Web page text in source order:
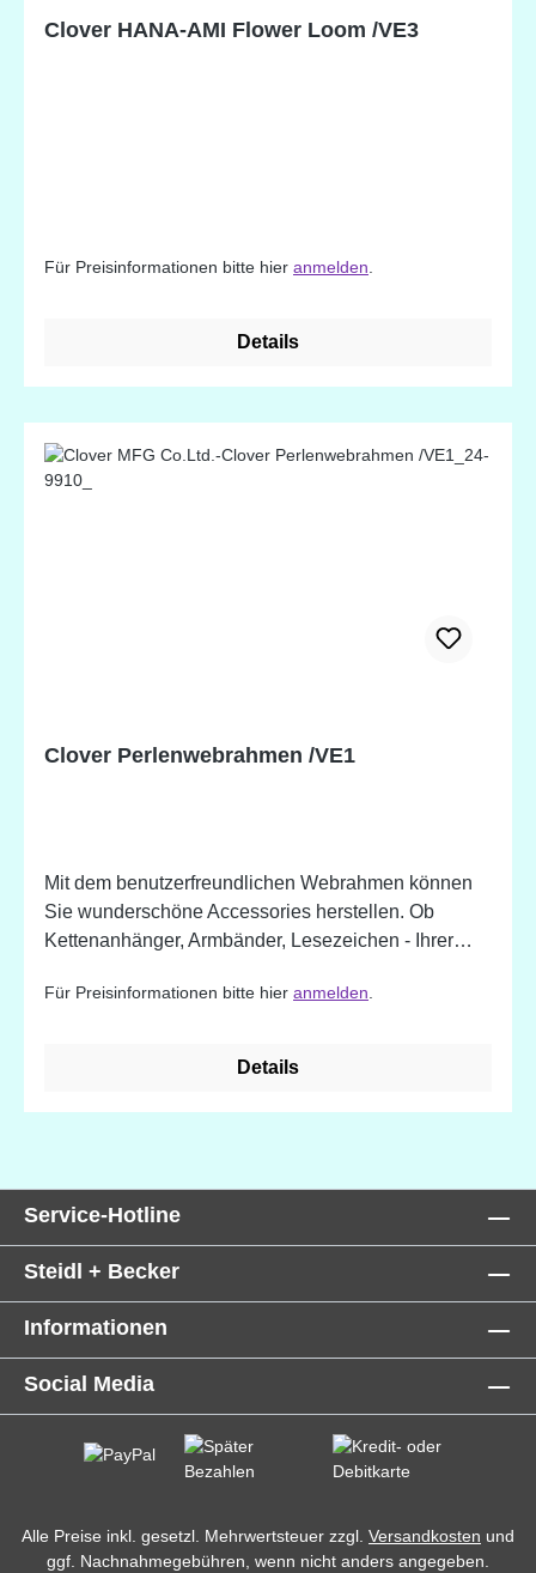
Clover HANA-AMI Flower Loom /VE3
Für Preisinformationen bitte hier anmelden
Details
Clover Perlenwebrahmen /VE1
Mit dem benutzerfreundlichen Webrahmen können
Sie wunderschöne Accessories herstellen. Ob
Kettenanhänger, Armbänder, Lesezeichen - Ihrer
Webrahmen ist längenverstellbar von 55 - 215 mm.
werden, denn das Webstück kann während der
Perlennadel Nr. 10, 1 Nadeleinfädlder sowie eine
Für Preisinformationen bitte hier anmelden
Details
Service-Hotline
Steidl + Becker
Informationen
Social Media
Alle Preise inkl. gesetzl. Mehrwertsteuer zzgl. Versandkosten und
ggf. Nachnahmegebühren, wenn nicht anders angegeben.